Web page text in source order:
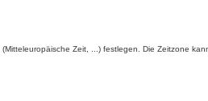
Zeit, ...) festlegen. Die Zeitzone